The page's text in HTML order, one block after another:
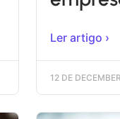
Ler artigo ›
12 DE